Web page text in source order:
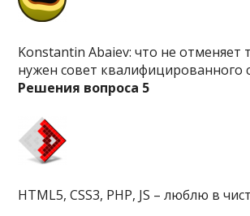
Konstantin Abaiev: что не отменяет
нужен совет квалифицированного
Решения вопроса 5
HTML5, CSS3, PHP, JS – люблю в